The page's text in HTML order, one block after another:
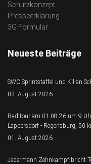
Schutzkonzept
Presseerklärung
3G Formular
Neueste Beiträge
SWC Sprintstaffel und Kilian
03. August 2026
Radltour am 01.08.26 um 9
Lappersdorf - Regensburg, 50
01. August 2026
Jedermann Zehnkampf bricht